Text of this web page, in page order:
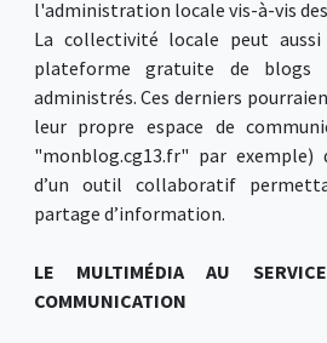
l'administration locale vis-à-vis
La collectivité locale peut
plateforme gratuite de blogs
administrés. Ces derniers
leur propre espace de
"monblog.cg13.fr" par
d’un outil collaboratif
partage d’information.
LE MULTIMÉDIA AU
COMMUNICATION